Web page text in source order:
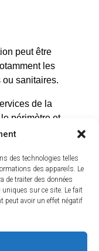
des technologies telles
des appareils. Le
de traiter des données
uniques sur ce site. Le fait
peut avoir un effet négatif
peut être
les
sanitaires.
de la
périmètre et
inscrire et
d’alerte :
données